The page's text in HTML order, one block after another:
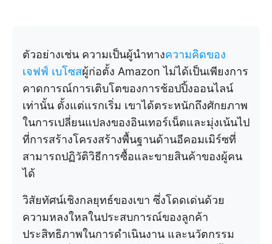
ตัวอย่างเช่น ความเป็นผู้นำทางความคิดของ
เจฟฟ์ เบโซสผู้ก่อตั้ง Amazon ไม่ได้เป็นเพียงการ
คาดการณ์การเติบโตของการช้อปปิ้งออนไลน์
เท่านั้น ตั้งแต่แรกเริ่ม เขาได้ตระหนักถึงศักยภาพ
ในการเปลี่ยนแปลงของอินเทอร์เน็ตและมุ่งเน้นไป
ที่การสร้างโครงสร้างพื้นฐานด้านอีคอมเมิร์ซที่
สามารถปฏิวัติวิธีการซื้อและขายสินค้าของผู้คน
ได้
วิสัยทัศน์เชิงกลยุทธ์ของเขา ซึ่งโดดเด่นด้วย
ความหลงใหลในประสบการณ์ของลูกค้า
ประสิทธิภาพในการดำเนินงาน และนวัตกรรม